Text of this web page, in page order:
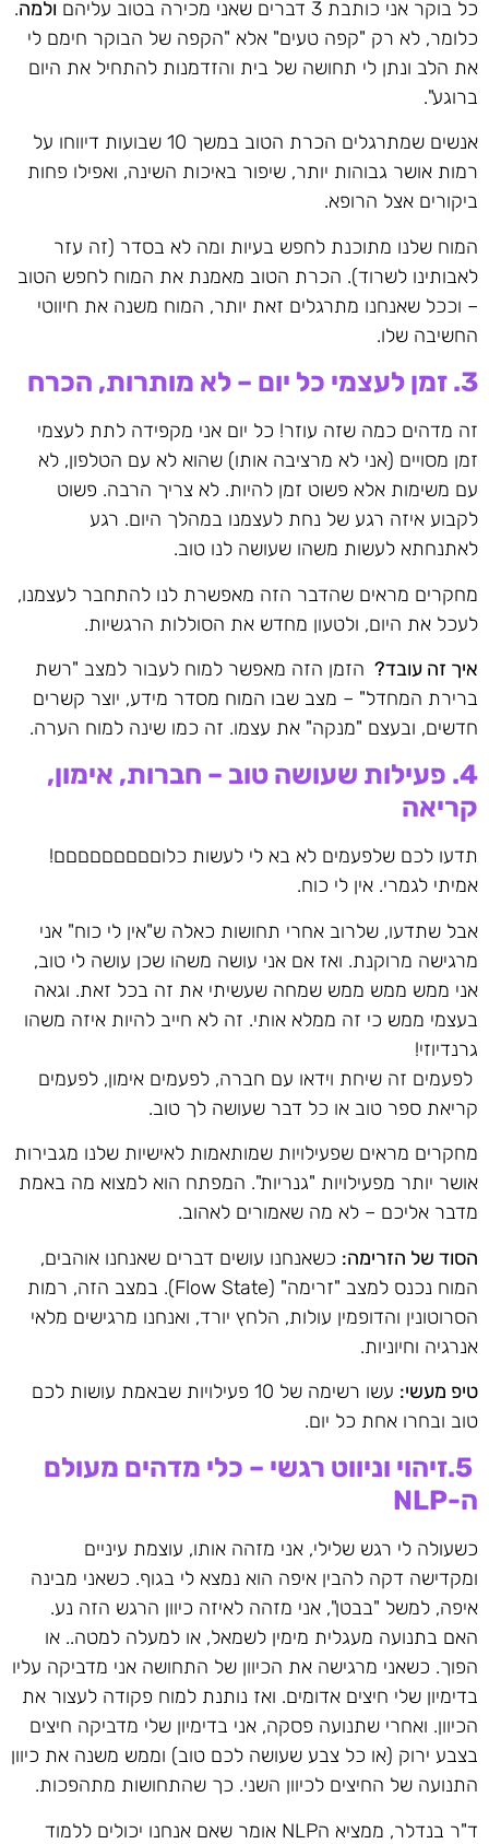
כל בוקר אני כותבת 3 דברים שאני מכירה בטוב עליהם ולמה.
כלומר, לא רק "קפה טעים" אלא "הקפה של הבוקר חימם לי
את הלב ונתן לי תחושה של בית והזדמנות להתחיל את היום
ברוגע".
אנשים שמתרגלים הכרת הטוב במשך 10 שבועות דיווחו על
רמות אושר גבוהות יותר, שיפור באיכות השינה, ואפילו פחות
ביקורים אצל הרופא.
המוח שלנו מתוכנת לחפש בעיות ומה לא בסדר (זה עזר
לאבותינו לשרוד). הכרת הטוב מאמנת את המוח לחפש הטוב
– וככל שאנחנו מתרגלים זאת יותר, המוח משנה את חיווטי
החשיבה שלו.
3. זמן לעצמי כל יום – לא מותרות, הכרח
זה מדהים כמה שזה עוזר! כל יום אני מקפידה לתת לעצמי
זמן מסויים (אני לא מרציבה אותו) שהוא לא עם הטלפון, לא
עם משימות אלא פשוט זמן להיות. לא צריך הרבה. פשוט
לקבוע איזה רגע של נחת לעצמנו במהלך היום. רגע
לאתנחתא לעשות משהו שעושה לנו טוב.
מחקרים מראים שהדבר הזה מאפשרת לנו להתחבר לעצמנו,
לעכל את היום, ולטעון מחדש את הסוללות הרגשיות.
איך זה עובד? הזמן הזה מאפשר למוח לעבור למצב "רשת
ברירת המחדל" – מצב שבו המוח מסדר מידע, יוצר קשרים
חדשים, ובעצם "מנקה" את עצמו. זה כמו שינה למוח הערה.
4. פעילות שעושה טוב – חברות, אימון,
קריאה
תדעו לכם שלפעמים לא בא לי לעשות כלוםםםםםםםםם!
אמיתי לגמרי. אין לי כוח.
אבל שתדעו, שלרוב אחרי תחושות כאלה ש"אין לי כוח" אני
מרגישה מרוקנת. ואז אם אני עושה משהו שכן עושה לי טוב,
אני ממש ממש ממש שמחה שעשיתי את זה בכל זאת. וגאה
בעצמי ממש כי זה ממלא אותי. זה לא חייב להיות איזה משהו
גרנדיוזי!
לפעמים זה שיחת וידאו עם חברה, לפעמים אימון, לפעמים
קריאת ספר טוב או כל דבר שעושה לך טוב.
מחקרים מראים שפעילויות שמותאמות לאישיות שלנו מגבירות
אושר יותר מפעילויות "גנריות". המפתח הוא למצוא מה באמת
מדבר אליכם – לא מה שאמורים לאהוב.
הסוד של הזרימה: כשאנחנו עושים דברים שאנחנו אוהבים,
המוח נכנס למצב "זרימה" (Flow State). במצב הזה, רמות
הסרוטונין והדופמין עולות, הלחץ יורד, ואנחנו מרגישים מלאי
אנרגיה וחיוניות.
טיפ מעשי:
עשו רשימה של 10 פעילויות שבאמת עושות לכם
טוב ובחרו אחת כל יום.
זיהוי וניווט רגשי – כלי מדהים מעולם
ה-NLP
כשעולה לי רגש שלילי, אני מזהה אותו, עוצמת עיניים
ומקדישה דקה להבין איפה הוא נמצא לי בגוף. כשאני מבינה
איפה, למשל "בבטן", אני מזהה לאיזה כיוון הרגש הזה נע.
האם בתנועה מעגלית מימין לשמאל, או למעלה למטה.. או
הפוך. כשאני מרגישה את הכיוון של התחושה אני מדביקה עליו
בדימיון שלי חיצים אדומים. ואז נותנת למוח פקודה לעצור את
הכיוון. ואחרי שתנועה פסקה, אני בדימיון שלי מדביקה חיצים
בצבע ירוק (או כל צבע שעושה לכם טוב) וממש משנה את כיוון
התנועה של החיצים לכיוון השני. כך שהתחושות מתהפכות.
ד"ר בנדלר, ממציא הNLP אומר שאם אנחנו יכולים ללמוד